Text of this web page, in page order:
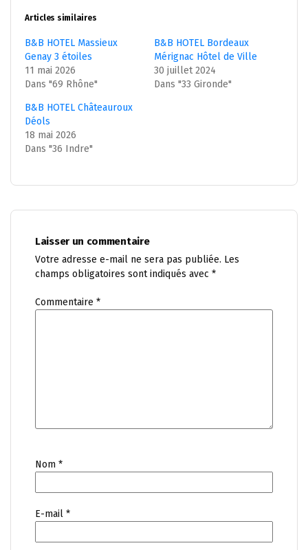
Articles similaires
B&B HOTEL Massieux
Genay 3 étoiles
11 mai 2026
Dans "69 Rhône"
B&B HOTEL Bordeaux
Mérignac Hôtel de Ville
30 juillet 2024
Dans "33 Gironde"
B&B HOTEL Châteauroux
Déols
18 mai 2026
Dans "36 Indre"
Laisser un commentaire
Votre adresse e-mail ne sera pas publiée. Les
champs obligatoires sont indiqués avec *
Commentaire *
Nom *
E-mail *